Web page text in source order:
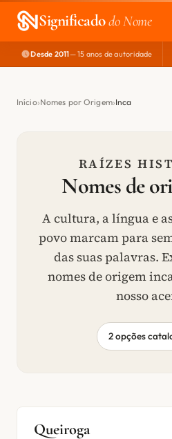
Significadodo Nome
EXPLORAR
NOME PERFEITO
Desde 2011— 15 anos de autoridade
Início Nomes por Origem Inca
RAÍZES
Nomes de
A cultura, a língua e
povo marcam para
das suas palavras.
nomes de origem
nosso
2 opções
Queiroga